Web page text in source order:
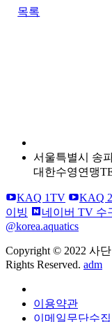
목록
서울특별시 송
대한수영연맹
KAQ 1TV KAQ
이빙
네이버 TV 수
@korea.aquatics
Copyright © 2022 사
Rights Reserved. adm
이용약관
이메일무단수